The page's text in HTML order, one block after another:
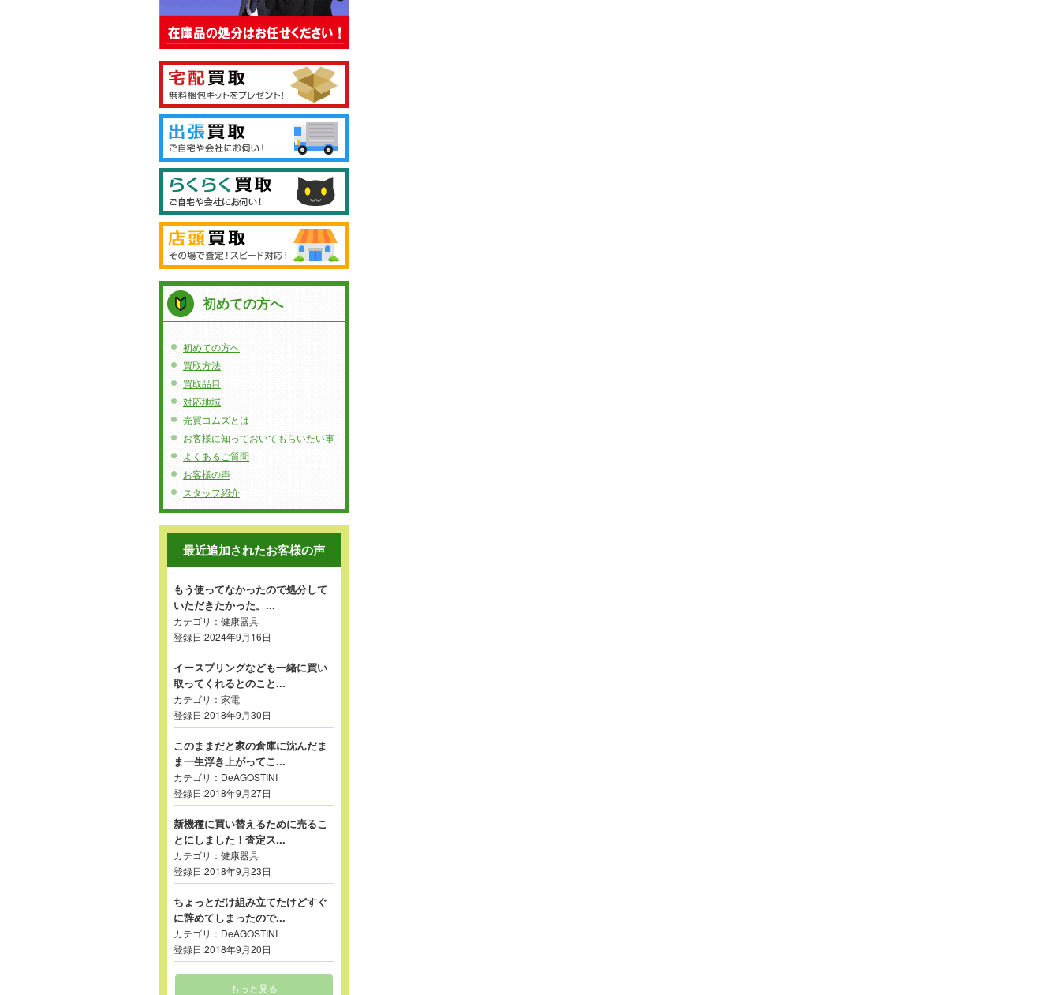
初めての方へ
初めての方へ
買取方法
買取品目
対応地域
売買コムズとは
お客様に知っておいてもらいたい事
よくあるご質問
お客様の声
スタッフ紹介
最近追加されたお客様の声
もう使ってなかったので処分して
いただきたかった。...
カテゴリ： 健康器具
登録日:2024年9月16日
イースプリングなども一緒に買い
取ってくれるとのこと...
カテゴリ： 家電
登録日:2018年9月30日
このままだと家の倉庫に沈んだま
ま一生浮き上がってこ...
カテゴリ： DeAGOSTINI
登録日:2018年9月27日
新機種に買い替えるために売るこ
とにしました！査定ス...
カテゴリ： 健康器具
登録日:2018年9月23日
ちょっとだけ組み立てたけどすぐ
に辞めてしまったので...
カテゴリ： DeAGOSTINI
登録日:2018年9月20日
もっと見る